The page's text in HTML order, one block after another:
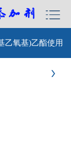

乙氧基)乙酯使用
